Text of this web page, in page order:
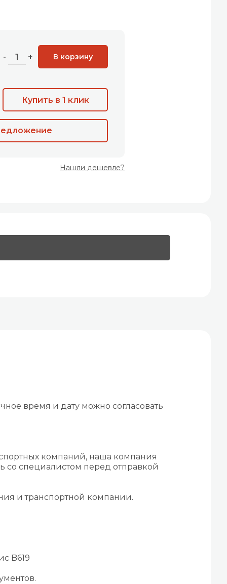
- +
Купить в 1 клик
В корзину
Нашли дешевле?
время и дату можно согласовать
компаний, наша компания
со специалистом перед отправкой
и транспортной компании.
B619